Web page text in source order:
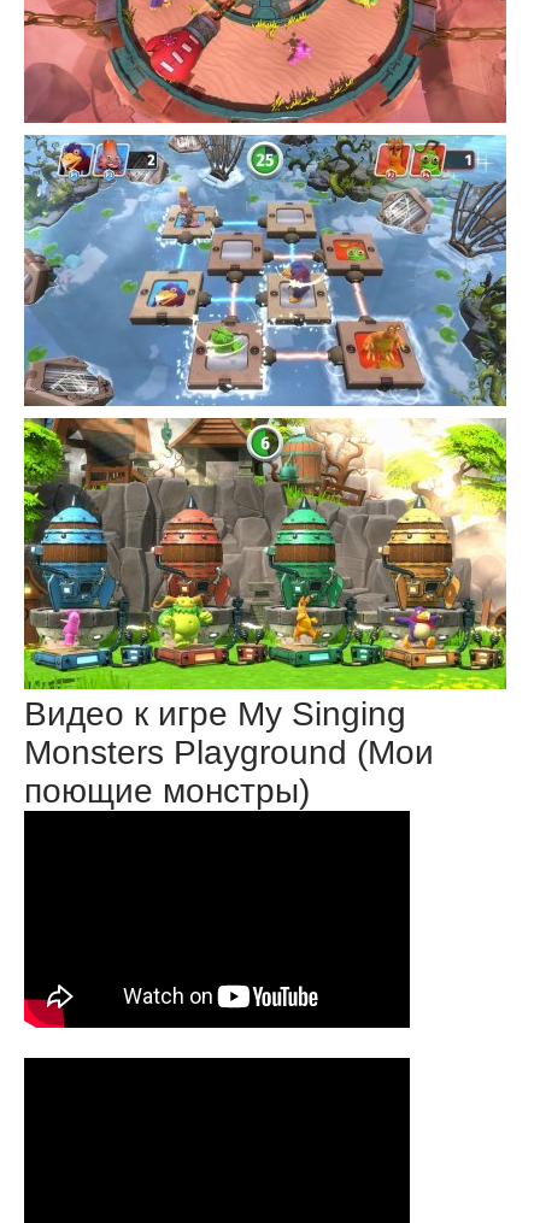
Видео к игре My Singing
Monsters Playground (Мои
поющие монстры)